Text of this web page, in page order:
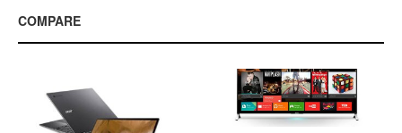
COMPARE